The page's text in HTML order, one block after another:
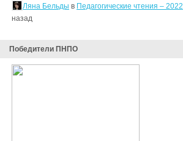
Ляна Бельды в Педагогические чтения – 2022
назад
Победители ПНПО